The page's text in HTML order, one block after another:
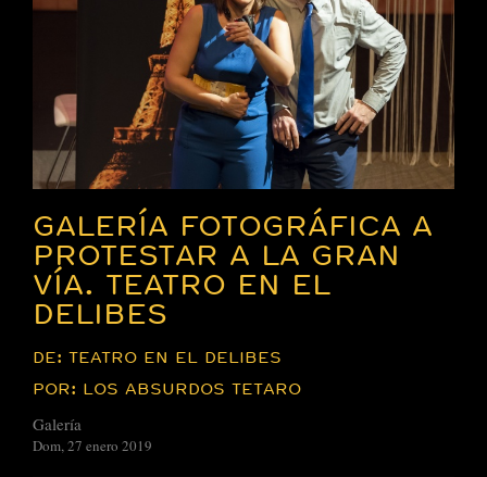
GALERÍA FOTOGRÁFICA A
PROTESTAR A LA GRAN
VÍA. TEATRO EN EL
DELIBES
DE: TEATRO EN EL DELIBES
POR: LOS ABSURDOS TETARO
Galería
Dom, 27 enero 2019